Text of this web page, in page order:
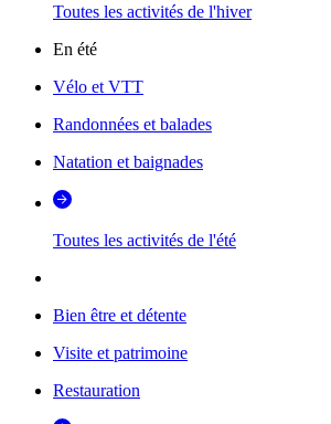
Toutes les activités de l'hiver
En été
Vélo et VTT
Randonnées et balades
Natation et baignades
Toutes les activités de l'été
Bien être et détente
Visite et patrimoine
Restauration